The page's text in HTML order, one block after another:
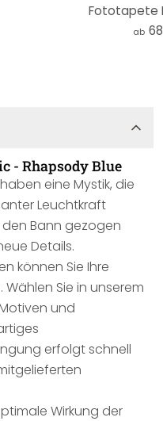
Fototapete
ab
- Rhapsody Blue
eine Mystik, die
Leuchtkraft
Bann gezogen
Details.
können Sie Ihre
Sie in unserem
und
erfolgt schnell
Wirkung der